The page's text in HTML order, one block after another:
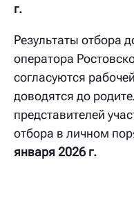
г.
Результаты отбора
оператора
согласуются
доводятся до
представителей
отбора в личном
января 2026 г.